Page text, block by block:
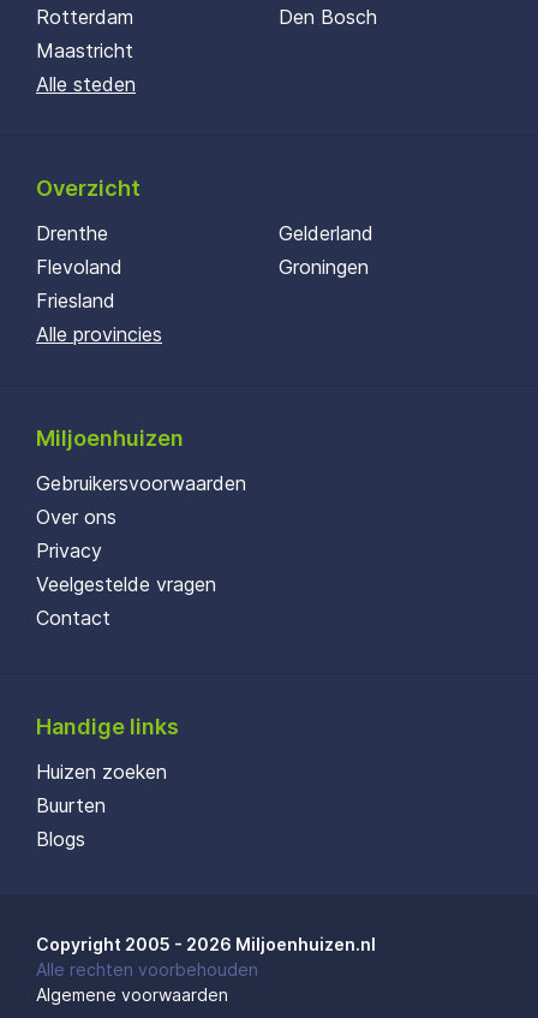
Rotterdam
Maastricht
Den Bosch
Alle steden
Overzicht
Drenthe
Flevoland
Friesland
Gelderland
Groningen
Alle provincies
Miljoenhuizen
Gebruikersvoorwaarden
Over ons
Privacy
Veelgestelde vragen
Contact
Handige links
Huizen zoeken
Buurten
Blogs
Copyright 2005 - 2026 Miljoenhuizen.nl
Alle rechten voorbehouden
Algemene voorwaarden